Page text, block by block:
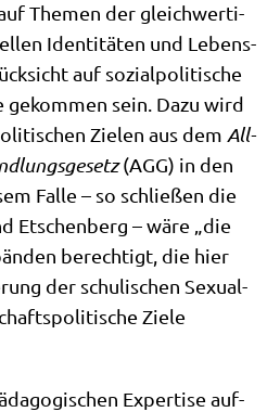
The­men der gleich­wer­ti­
Iden­ti­tä­ten und Lebens­
auf sozi­al­po­li­ti­sche
sein. Dazu wird
Zie­len aus dem All­
(AGG) in den
Fal­le – so schlie­ßen die
Etschen­berg – wäre „die
berech­tigt, die hier
der schu­li­schen Sexu­al­
Zie­le
Exper­ti­se auf­